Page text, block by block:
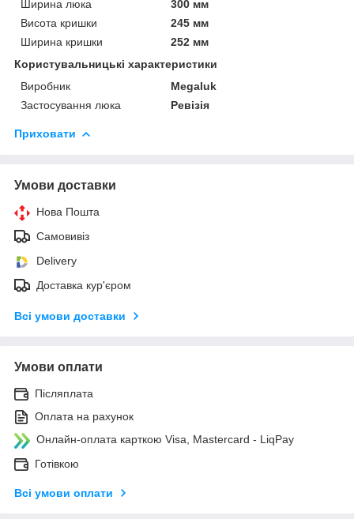
Ширина люка
300 мм
Висота кришки
245 мм
Ширина кришки
252 мм
Користувальницькі характеристики
Виробник
Megaluk
Застосування люка
Ревізія
Приховати
Умови доставки
Нова Пошта
Самовивіз
Delivery
Доставка кур'єром
Всі умови доставки
Умови оплати
Післяплата
Оплата на рахунок
Онлайн-оплата карткою Visa, Mastercard - LiqPay
Готівкою
Всі умови оплати